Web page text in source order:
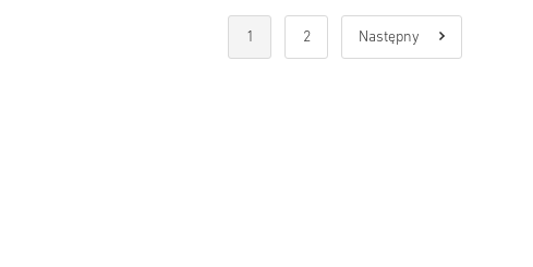
1 2 Następny